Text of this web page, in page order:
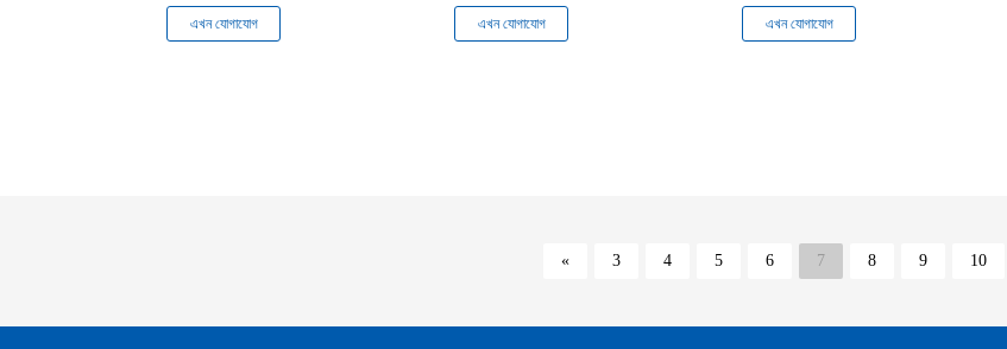
এখন যোগাযোগ এখন যোগাযোগ এখন যোগাযোগ
« 3 4 5 6 7 8 9 10